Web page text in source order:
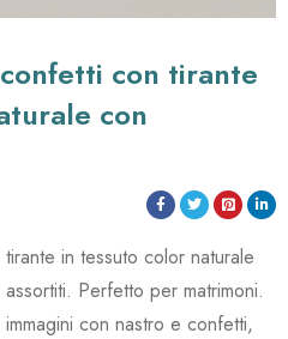
con
in tessuto color naturale
Perfetto per matrimoni.
con nastro e confetti,